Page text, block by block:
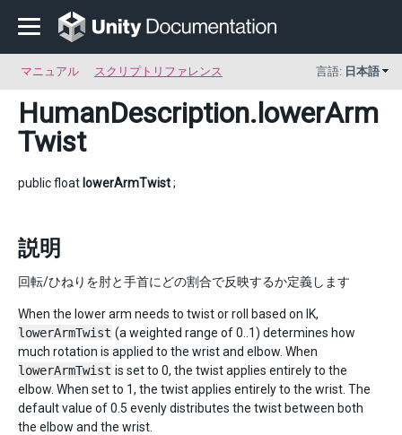
マニュアル スクリプトリファレンス 言語: 日本語
HumanDescription.lowerArm
Twist
public float lowerArmTwist;
説明
回転/ひねりを肘と手首にどの割合で反映するか定義します
When the lower arm needs to twist or roll based on IK,
lowerArmTwist (a weighted range of 0..1) determines how
much rotation is applied to the wrist and elbow. When
lowerArmTwist is set to 0, the twist applies entirely to the
elbow. When set to 1, the twist applies entirely to the wrist. The
default value of 0.5 evenly distributes the twist between both
the elbow and the wrist.